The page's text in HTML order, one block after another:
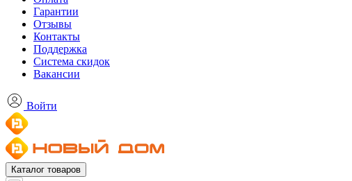
Гарантии
Отзывы
Контакты
Поддержка
Система скидок
Вакансии
Войти
Каталог товаров